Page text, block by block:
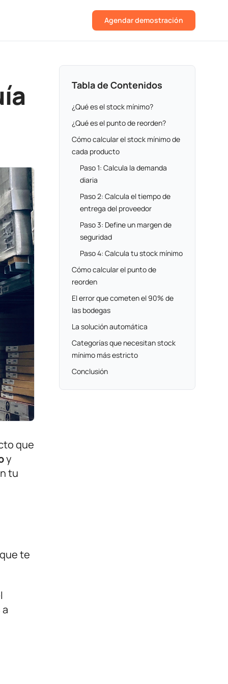
Agendar demostración
que
y
tu
te
Tabla de Contenidos
¿Qué es el stock mínimo?
¿Qué es el punto de reorden?
Cómo calcular el stock mínimo de
cada producto
Paso 1: Calcula la demanda
diaria
Paso 2: Calcula el tiempo de
entrega del proveedor
Paso 3: Define un margen de
seguridad
Paso 4: Calcula tu stock mínimo
Cómo calcular el punto de
reorden
El error que cometen el 90% de
las bodegas
La solución automática
Categorías que necesitan stock
mínimo más estricto
Conclusión